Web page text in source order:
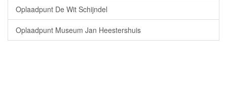
Oplaadpunt De Wit Schijndel
Oplaadpunt Museum Jan Heestershuis